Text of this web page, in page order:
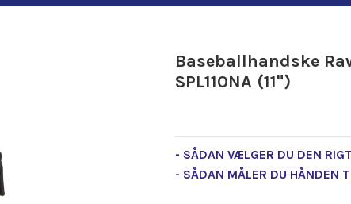
Baseballhandske
SPL110NA (11")
- SÅDAN VÆLGER DU DEN
- SÅDAN MÅLER DU HÅNDEN